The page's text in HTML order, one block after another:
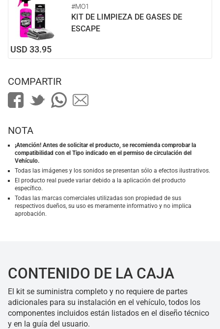
#MO1
KIT DE LIMPIEZA DE GASES DE
ESCAPE
USD 33.95
COMPARTIR
NOTA
¡Atención! Antes de solicitar el producto, se recomienda comprobar la
compatibilidad con el Tipo indicado en el permiso de circulación del
Vehículo.
Todas las imágenes y los sonidos se presentan sólo a efectos ilustrativos.
El producto real puede variar debido a la aplicación del producto
específico.
Todas las marcas comerciales utilizadas son propiedad de sus
respectivos dueños, su uso es meramente informativo y no implica
aprobación.
CONTENIDO DE LA CAJA
El kit se suministra completo y no requiere de partes
adicionales para su instalación en el vehículo, todos los
componentes incluidos están listados en el diseño técnico
y en la guía del usuario.